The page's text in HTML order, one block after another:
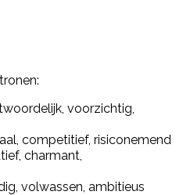
voorzichtig,
competitief, risiconemend
charmant,
volwassen, ambitieus